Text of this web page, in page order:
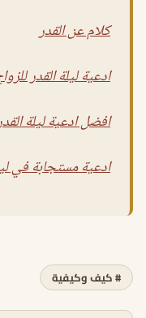
كلام عن القدر
ادعية ليلة القدر
افضل ادعية ليلة
ادعية مستجابة في
# كيف وكيفية